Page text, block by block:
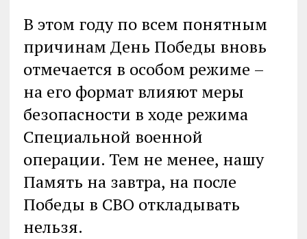
В этом году по всем понятным
причинам День Победы вновь
отмечается в особом режиме –
на его формат влияют меры
безопасности в ходе режима
Специальной военной
операции. Тем не менее, нашу
Память на завтра, на после
Победы в СВО откладывать
нельзя.